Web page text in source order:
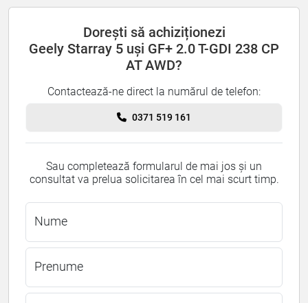
Dorești să achiziționezi
Geely Starray 5 uși GF+ 2.0 T-GDI 238 CP
AT AWD?
Contactează-ne direct la numărul de telefon:
0371 519 161
Sau completează formularul de mai jos și un
consultat va prelua solicitarea în cel mai scurt timp.
Nume
Prenume